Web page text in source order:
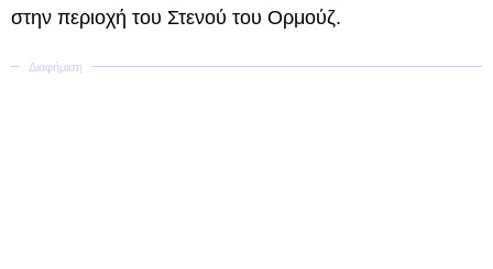
στην περιοχή του Στενού του Ορμούζ.